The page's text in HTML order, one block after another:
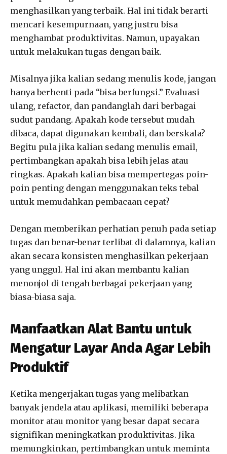
menghasilkan yang terbaik. Hal ini tidak berarti
mencari kesempurnaan, yang justru bisa
menghambat produktivitas. Namun, upayakan
untuk melakukan tugas dengan baik.
Misalnya jika kalian sedang menulis kode, jangan
hanya berhenti pada “bisa berfungsi.” Evaluasi
ulang, refactor, dan pandanglah dari berbagai
sudut pandang. Apakah kode tersebut mudah
dibaca, dapat digunakan kembali, dan berskala?
Begitu pula jika kalian sedang menulis email,
pertimbangkan apakah bisa lebih jelas atau
ringkas. Apakah kalian bisa mempertegas poin-
poin penting dengan menggunakan teks tebal
untuk memudahkan pembacaan cepat?
Dengan memberikan perhatian penuh pada setiap
tugas dan benar-benar terlibat di dalamnya, kalian
akan secara konsisten menghasilkan pekerjaan
yang unggul. Hal ini akan membantu kalian
menonjol di tengah berbagai pekerjaan yang
biasa-biasa saja.
Manfaatkan Alat Bantu untuk
Mengatur Layar Anda Agar Lebih
Produktif
Ketika mengerjakan tugas yang melibatkan
banyak jendela atau aplikasi, memiliki beberapa
monitor atau monitor yang besar dapat secara
signifikan meningkatkan produktivitas. Jika
memungkinkan, pertimbangkan untuk meminta